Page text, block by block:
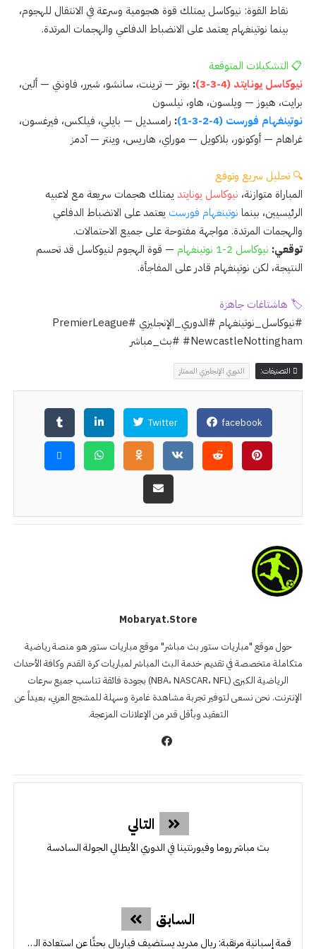
نقاط القوة: نيوكاسل يمتلك قوة هجومية وسرعة في الانتقال للهجوم،
بينما نوتينغهام يعتمد على الانضباط الدفاعي والهجمات المرتدة.
📋 التشكيلات المتوقعة
نيوكاسل يونايتد (4-3-3)
: بوتر — ترينت، سانشو، شيرر، فاونتي — ألين،
برايت، هيوز — ويلسون، هاو، نيلسون
نوتينغهام فورست (4-2-3-1)
: رامسديل — بايلي، فيلكس، فيرغسون،
غراهام — أوكونور، بلاكويل — موراي، هاريس، وينتر — آدمز
🔍 تحليل سريع وتوقع
المباراة متوازنة، نيوكاسل يونايتد يمتلك هجمات سريعة مع لاعبيه
الرئيسيين، بينما نوتينغهام فورست يعتمد على الانضباط الدفاعي
والهجمات المرتدة. مواجهة مفتوحة على جميع الاحتمالات.
توقعي: نيوكاسل 2-1 نوتينغهام
— قوة الهجوم لنيوكاسل قد تحسم
النتيجة، لكن نوتينغهام قادر على المفاجأة.
🏷️ هاشتاغات جاهزة
#نيوكاسل_نوتينغهام #الدوري_الإنجليزي #PremierLeague
#NewcastleNottingham #بث_مباشر
التصنيفات: الدوري الإنجليزي الممتاز
facebook
Twitter
Mobaryat.store
حول موقع "مباريات ستور بث مباشر" موقع مباريات ستور هو منصة رياضية
متكاملة متخصصة في تقديم خدمة البث المباشر لمباريات كرة القدم وكافة الأحداث
الرياضية الكبرى (NBA، NASCAR، NFL) بجودة فائقة تناسب جميع سرعات
الإنترنت. نحن نسعى لتوفير تجربة مشاهدة غامرة وسهلة للمشجع العربي، بعيداً عن
التعقيد وبأقل قدر من الإعلانات المزعجة.
التالي
بث مباشر روما وفيورنتينا في الدوري الأيطالي الجولة السادسة
السابق
قمة إسبانية مرتقبة: ريال مدريد يستضيف فياريال بحثًا عن استعادة الصدارة